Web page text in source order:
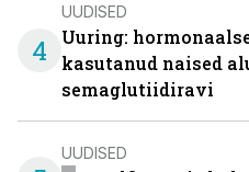
4
UUDISED
Uuring:
kasutanud naised
semaglutiidiravi
UUDISED